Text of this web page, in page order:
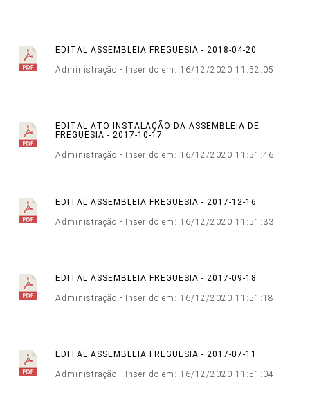
EDITAL ASSEMBLEIA FREGUESIA - 2018-04-20
Administração - Inserido em: 16/12/2020 11:52:05
EDITAL ATO INSTALAÇÃO DA ASSEMBLEIA DE
FREGUESIA - 2017-10-17
Administração - Inserido em: 16/12/2020 11:51:46
EDITAL ASSEMBLEIA FREGUESIA - 2017-12-16
Administração - Inserido em: 16/12/2020 11:51:33
EDITAL ASSEMBLEIA FREGUESIA - 2017-09-18
Administração - Inserido em: 16/12/2020 11:51:18
EDITAL ASSEMBLEIA FREGUESIA - 2017-07-11
Administração - Inserido em: 16/12/2020 11:51:04